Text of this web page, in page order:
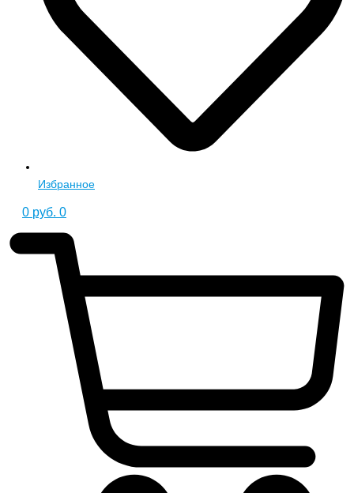
Избранное
0 руб. 0